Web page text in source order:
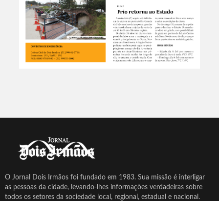
O Jornal Dois Irmãos foi fundado em 1983. Sua missão é interligar
as pessoas da cidade, levando-lhes informações verdadeiras sobre
todos os setores da sociedade local, regional, estadual e nacional.